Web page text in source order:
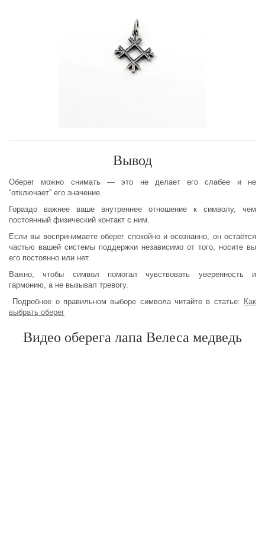
Вывод
Оберег можно снимать — это не делает его слабее и не
“отключает” его значение.
Гораздо важнее ваше внутреннее отношение к символу, чем
постоянный физический контакт с ним.
Если вы воспринимаете оберег спокойно и осознанно, он остаётся
частью вашей системы поддержки независимо от того, носите вы
его постоянно или нет.
Важно, чтобы символ помогал чувствовать уверенность и
гармонию, а не вызывал тревогу.
Подробнее о правильном выборе символа читайте в статье: Как
выбрать оберег
Видео оберега лапа Велеса медведь